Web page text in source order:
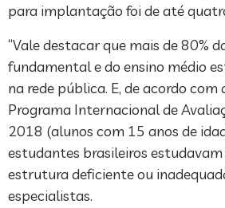
para implantação foi de até
“Vale destacar que mais de 80%
fundamental e do ensino médio
na rede pública. E, de acordo com
Programa Internacional de
2018 (alunos com 15 anos de
estudantes brasileiros
estrutura deficiente ou
especialistas.